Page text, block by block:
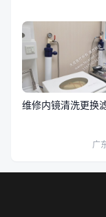
维修内镜清洗更换
广